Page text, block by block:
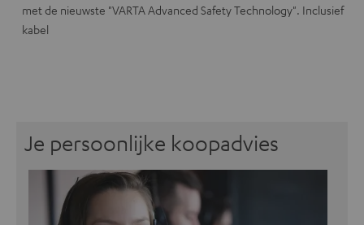
met de nieuwste "VARTA Advanced Safety Technology". Inclusief
kabel
Je persoonlijke koopadvies